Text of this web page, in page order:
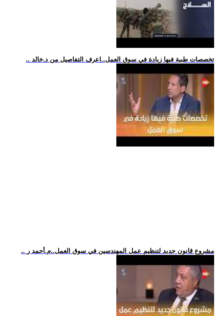
.. تخصصات طبية فيها زيادة في سوق العمل..اعرف التفاصيل من د.خالد
.. مشروع قانون جديد لتنظيم عمل المهندسين في سوق العمل..م.أحمد ر